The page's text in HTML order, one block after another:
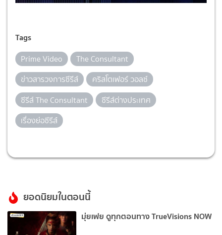
Tags
Prime Video
The Consultant
ข่าวสารวงการซีรีส์
คริสโตเฟอร์ วอลซ์
ซีรีส์ The Consultant
ซีรีส์ต่างประเทศ
เรื่องย่อซีรีส์
ยอดนิยมในตอนนี้
มุ่ยเฟย ดูทุกตอนทาง TrueVisions NOW